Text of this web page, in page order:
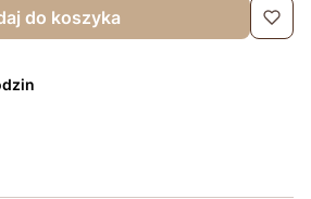
do koszyka